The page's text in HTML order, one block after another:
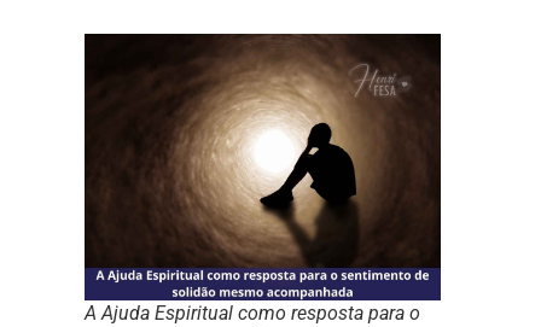
A Ajuda Espiritual como resposta para o